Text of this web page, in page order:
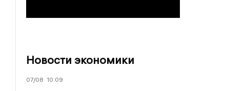
Новости экономики
07/08 10:09